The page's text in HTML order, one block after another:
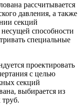
рассчитывается
давления, а также
секций
способности
специальные
проектировать
с целью
секций
выбирается из
труб.